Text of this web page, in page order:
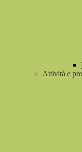
Attività e